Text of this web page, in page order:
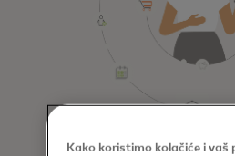
Kako koristimo kolačiće i vaš